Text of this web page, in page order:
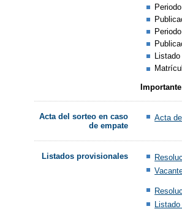
Acta del sorteo en caso
de empate
Acta
Listados provisionales